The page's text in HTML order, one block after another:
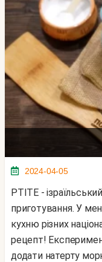
2024-04-05
pTITE - ізраїльський кускус. Існує безліч рецептів його
приготування. У
кухню різних
рецепт!
додати натерту